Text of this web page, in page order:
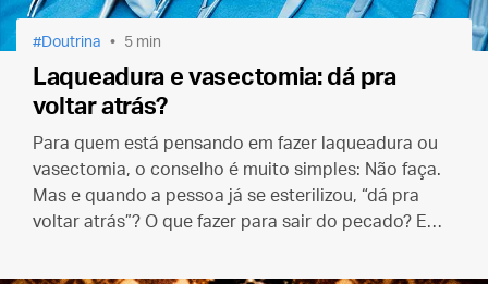
Doutrina 5 min
Laqueadura e vasectomia: dá pra
voltar atrás?
Para quem está pensando em fazer laqueadura ou
vasectomia, o conselho é muito simples: Não faça.
Mas e quando a pessoa já se esterilizou, “dá pra
voltar atrás”? O que fazer para sair do pecado? E